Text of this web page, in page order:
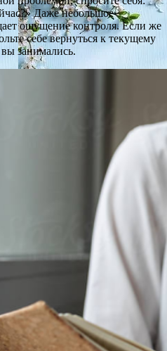
Даже небольшое
ощущение контроля. Если же
себе вернуться к текущему
занимались.